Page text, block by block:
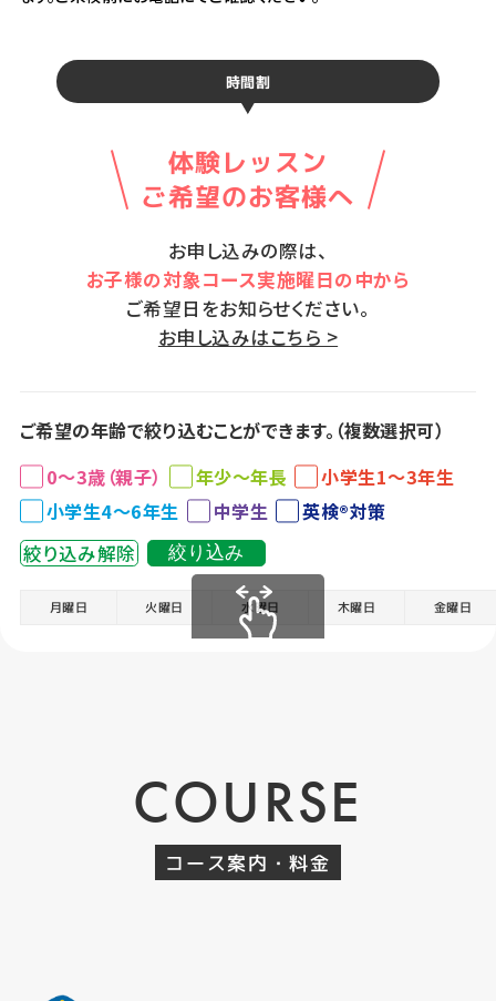
時間割
体験レッスン
ご希望のお客様へ
お申し込みの際は、
お子様の対象コース実施曜日の中から
ご希望日をお知らせください。
お申し込みはこちら >
ご希望の年齢で絞り込むことができます。（複数選択可）
0～3歳（親子）
年少～年長
小学生1～3年生
小学生4～6年生
中学生
英検®対策
絞り込み解除
絞り込み
月曜日 火曜日 水曜日 木曜日 金曜日
COURSE
コース案内・料金